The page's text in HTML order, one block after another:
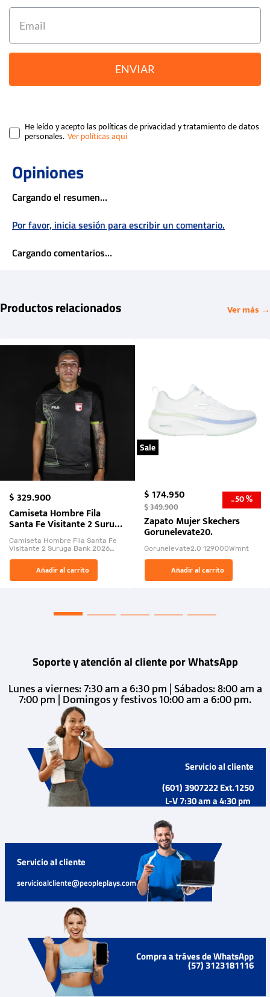
ENVIAR
He leído y acepto las políticas de privacidad y tratamiento de datos
personales.
Cargando el resumen…
Por favor, inicia sesión para escribir un comentario.
Cargando comentarios…
Productos relacionados Ver más →
$329.900
Camiseta Hombre Fila
Santa Fe Visitante 2 Suruga
Bank 2026
Camiseta Hombre Fila Santa Fe
Visitante 2 Suruga Bank 2026
El Rugido del Sol Naciente:
“Primeros para la Et...
Añadir al carrito
Sale
$174.950
$349.900 -50 %
Zapato Mujer Skechers
Gorunelevate20.
Gorunelevate2.0 129000Wmnt
Añadir al carrito
Soporte y atención al cliente por WhatsApp
Lunes a viernes: 7:30 am a 6:30 pm | Sábados: 8:00 am a
7:00 pm | Domingos y festivos 10:00 am a 6:00 pm.
Servicio al cliente
(601) 3907222 Ext.1250
L-V 7:30 am a 4:30 pm
Servicio al cliente
servicioalcliente@peopleplays.com
Compra a tráves de WhatsApp
(57) 3123181116